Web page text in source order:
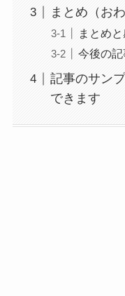
まとめ（おわ
まとめ
今後の
記事のサン
できます